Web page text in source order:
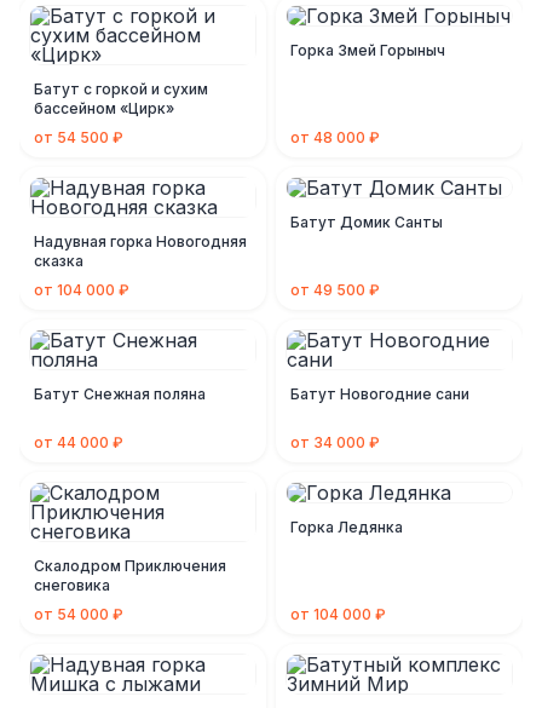
Батут с горкой и сухим
бассейном «Цирк»
от 54 500 ₽
Горка Змей Горыныч
от 48 000 ₽
Надувная горка Новогодняя
сказка
от 104 000 ₽
Батут Домик Санты
от 49 500 ₽
Батут Снежная поляна
от 44 000 ₽
Батут Новогодние сани
от 34 000 ₽
Скалодром Приключения
снеговика
от 54 000 ₽
Горка Ледянка
от 104 000 ₽